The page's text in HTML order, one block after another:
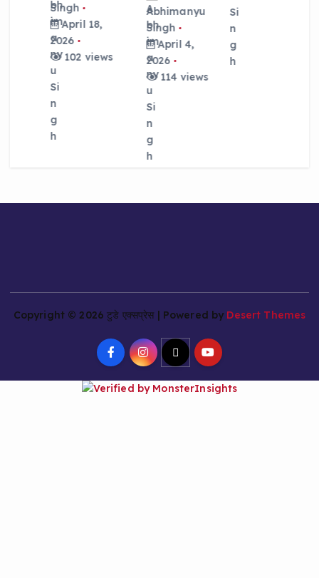
Singh
April 18,
2026
102 views
Abhimanyu
Singh
April 4,
2026
114 views
Copyright © 2026 टुडे एक्सप्रेस | Powered by Desert Themes